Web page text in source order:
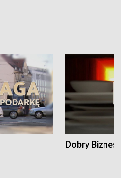
Dobry Biznes